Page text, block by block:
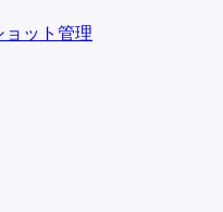
ョット管理